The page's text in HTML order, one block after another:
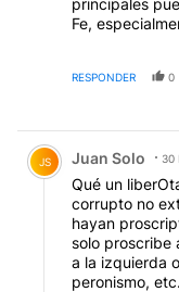
principales
Fe,
Lorenzo, ha
cargas
como un
sicarios.
entrada y
narcotráfico
y menos
RESPONDER 0
Comentario de
JS Juan Solo 30
Qué un
corrupto no
hayan
solo proscribe
a la izquierda
peronismo,